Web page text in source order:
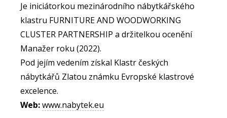
Je iniciátorkou mezinárodního nábytkářského
klastru FURNITURE AND WOODWORKING
CLUSTER PARTNERSHIP a držitelkou ocenění
Manažer roku (2022).
Pod jejím vedením získal Klastr českých
nábytkářů Zlatou známku Evropské klastrové
excelence.
Web:www.nabytek.eu